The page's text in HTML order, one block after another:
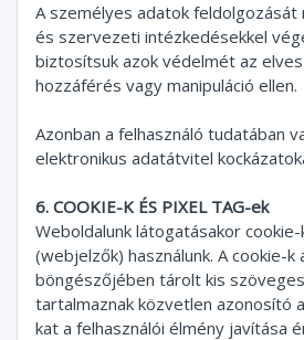
A személyes adatok feldolgozását
és szervezeti intézkedésekkel
biztosítsuk azok védelmét az
hozzáférés vagy manipuláció ellen.
Azonban a felhasználó tudatában
elektronikus adatátvitel
6. COOKIE-K ÉS PIXEL TAG-ek
Weboldalunk látogatásakor
(webjelzők) használunk. A cookie-k
böngészőjében tárolt kis
tartalmaznak közvetlen azonosító
kat a felhasználói élmény javítása